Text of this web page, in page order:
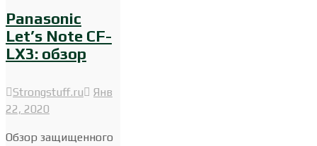
Panasonic
Let’s Note CF-
LX3: обзор
Strongstuff.ru
Янв
22, 2020
Обзор защищенного